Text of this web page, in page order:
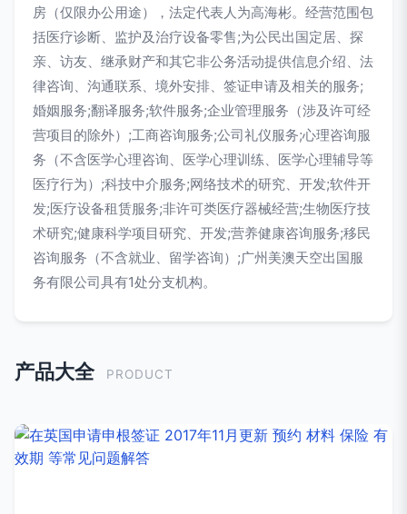
房（仅限办公用途），法定代表人为高海彬。经营范围包
括医疗诊断、监护及治疗设备零售;为公民出国定居、探
亲、访友、继承财产和其它非公务活动提供信息介绍、法
律咨询、沟通联系、境外安排、签证申请及相关的服务;
婚姻服务;翻译服务;软件服务;企业管理服务（涉及许可经
营项目的除外）;工商咨询服务;公司礼仪服务;心理咨询服
务（不含医学心理咨询、医学心理训练、医学心理辅导等
医疗行为）;科技中介服务;网络技术的研究、开发;软件开
发;医疗设备租赁服务;非许可类医疗器械经营;生物医疗技
术研究;健康科学项目研究、开发;营养健康咨询服务;移民
咨询服务（不含就业、留学咨询）;广州美澳天空出国服
务有限公司具有1处分支机构。
产品大全 PRODUCT